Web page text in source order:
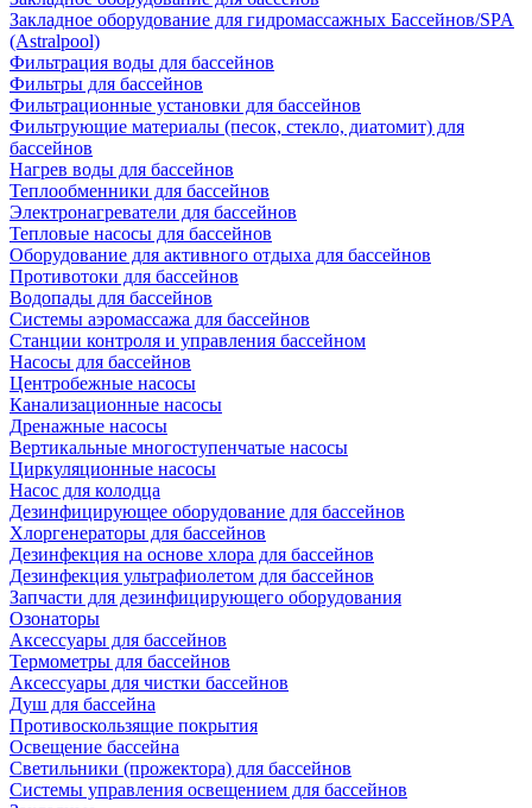
Закладное оборудование для гидромассажных Бассейнов/SPA
(Astralpool)
Фильтрация воды для бассейнов
Фильтры для бассейнов
Фильтрационные установки для бассейнов
Фильтрующие материалы (песок, стекло, диатомит) для
бассейнов
Нагрев воды для бассейнов
Теплообменники для бассейнов
Электронагреватели для бассейнов
Тепловые насосы для бассейнов
Оборудование для активного отдыха для бассейнов
Противотоки для бассейнов
Водопады для бассейнов
Системы аэромассажа для бассейнов
Станции контроля и управления бассейном
Насосы для бассейнов
Центробежные насосы
Канализационные насосы
Дренажные насосы
Вертикальные многоступенчатые насосы
Циркуляционные насосы
Насос для колодца
Дезинфицирующее оборудование для бассейнов
Хлоргенераторы для бассейнов
Дезинфекция на основе хлора для бассейнов
Дезинфекция ультрафиолетом для бассейнов
Запчасти для дезинфицирующего оборудования
Озонаторы
Аксессуары для бассейнов
Термометры для бассейнов
Аксессуары для чистки бассейнов
Душ для бассейна
Противоскользящие покрытия
Освещение бассейна
Светильники (прожектора) для бассейнов
Системы управления освещением для бассейнов